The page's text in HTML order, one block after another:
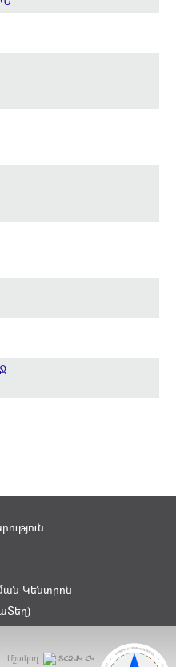
Կենտրոն
Մշակող ՏՀԶՎԿ ՀԿ